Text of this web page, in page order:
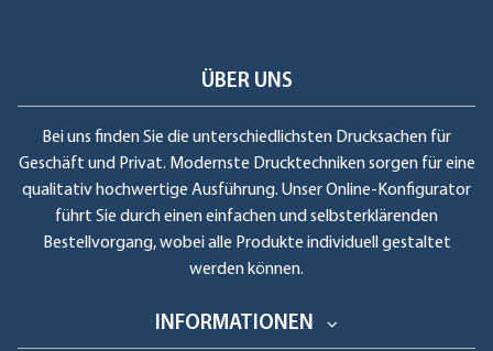
ÜBER UNS
Bei uns finden Sie die unterschiedlichsten Drucksachen für
Geschäft und Privat. Modernste Drucktechniken sorgen für eine
qualitativ hochwertige Ausführung. Unser Online-Konfigurator
führt Sie durch einen einfachen und selbsterklärenden
Bestellvorgang, wobei alle Produkte individuell gestaltet
werden können.
INFORMATIONEN